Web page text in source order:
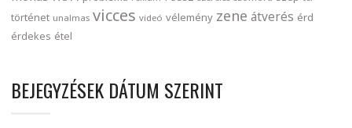
történet unalmas vicces videó vélemény zene átverés érd
érdekes étel
BEJEGYZÉSEK DÁTUM SZERINT